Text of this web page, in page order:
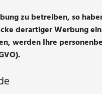
zu betreiben, so
derartiger Werbung
werden Ihre